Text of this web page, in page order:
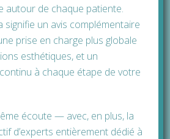
autour de chaque patiente.
signifie un avis complémentaire
prise en charge plus globale
esthétiques, et un
à chaque étape de votre
écoute — avec, en plus, la
d’experts entièrement dédié à